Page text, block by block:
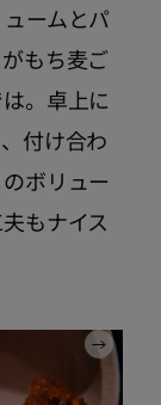
ームとパ
もち麦ご
。卓上に
付け合わ
ボリュー
もナイス